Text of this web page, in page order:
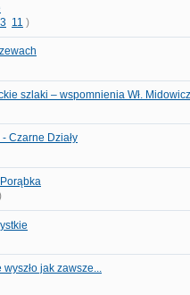
3 11 )
szlaki – wspomnienia Wł.
Czarne Działy
wyszło jak zawsze...